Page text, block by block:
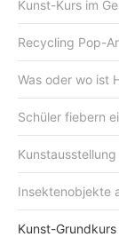
Kunst-Kurs im
Recycling Pop-
Was oder wo ist
Schüler fiebern
Insektenobjekte
Kunst-